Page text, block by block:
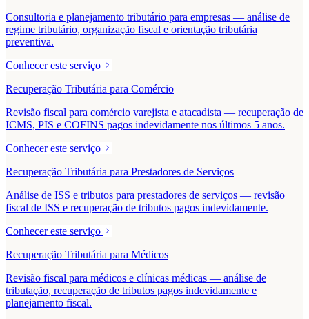
Consultoria e planejamento tributário para empresas — análise de
regime tributário, organização fiscal e orientação tributária
preventiva.
Conhecer este serviço
Recuperação Tributária para Comércio
Revisão fiscal para comércio varejista e atacadista — recuperação de
ICMS, PIS e COFINS pagos indevidamente nos últimos 5 anos.
Conhecer este serviço
Recuperação Tributária para Prestadores de Serviços
Análise de ISS e tributos para prestadores de serviços — revisão
fiscal de ISS e recuperação de tributos pagos indevidamente.
Conhecer este serviço
Recuperação Tributária para Médicos
Revisão fiscal para médicos e clínicas médicas — análise de
tributação, recuperação de tributos pagos indevidamente e
planejamento fiscal.